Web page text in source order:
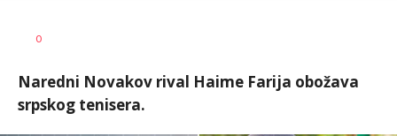
AUTOR
0
Naredni Novakov rival Haime Farija obožava
srpskog tenisera.